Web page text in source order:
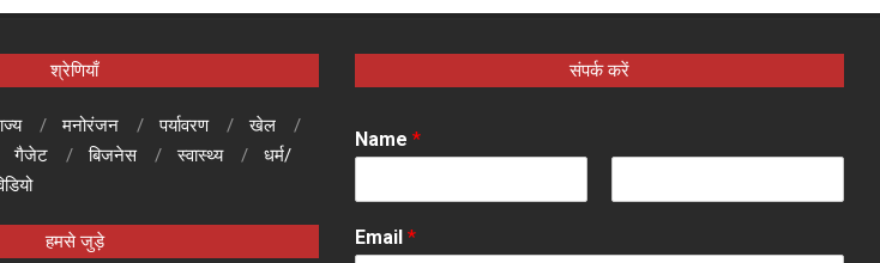
श्रेणियाँ
मनोरंजन पर्यावरण
खेल
गैजेट बिजनेस स्वास्थ्य
धर्म/
हमसे जुड़े
संपर्क करें
Name *
i
rEmail *